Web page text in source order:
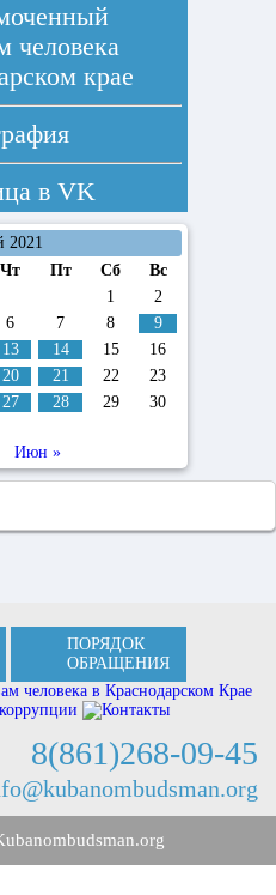
человека
крае
в VK
2021
Чт Пт Сб
Вс
1
2
6 7 8
9
13 14 15
16
20 21 22
23
27 28 29
30
Июн »
ПОРЯДОК
ОБРАЩЕНИЯ
8(861)268-09-45